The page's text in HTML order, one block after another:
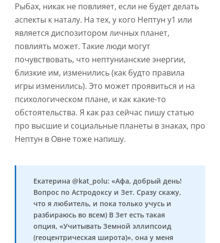
Рыбах, никак не повлияет, если не будет делать
аспекты к наталу. На тех, у кого Нептун у1 или
является диспозитором личных планет,
повлиять может. Такие люди могут
почувствовать, что нептунианские энергии,
близкие им, изменились (как будто правила
игры изменились). Это может проявиться и на
психологическом плане, и как какие-то
обстоятельства. Я как раз сейчас пишу статью
про высшие и социальные планеты в знаках, про
Нептун в Овне тоже напишу.
Екатерина @kat_polu: «Афа, добрый день!
Вопрос по Астродоксу и Зет. Сразу скажу,
что я любитель, и пока только учусь и
разбираюсь во всем) В Зет есть такая
опция, «Учитывать Земной эллипсоид
(геоцентрическая широта)», она у меня